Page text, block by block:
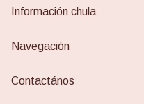
Información chula
Navegación
Contactános